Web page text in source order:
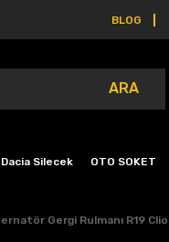
BLOG
ARA
Silecek OTO SOKET
Gergi Rulmanı R19